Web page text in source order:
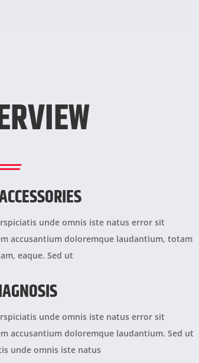
unde omnis iste natus error sit
accusantium doloremque laudantium, totam
eaque. Sed ut
unde omnis iste natus error sit
accusantium doloremque laudantium. Sed ut
unde omnis iste natus